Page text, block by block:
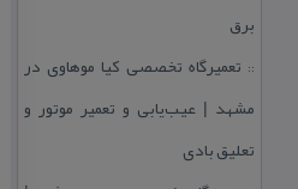
برق
:: تعمیرگاه تخصصی كیا موهاوی در
مشهد | عیب‌یابی و تعمیر موتور و
تعلیق بادی